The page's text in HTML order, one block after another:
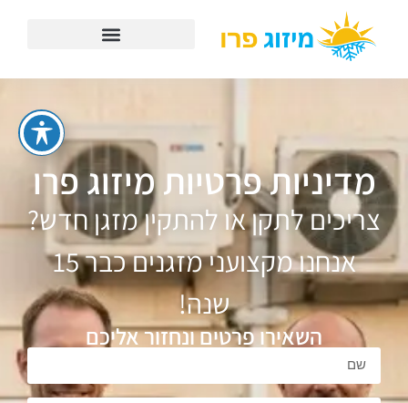
מדיניות פרטיות מיזוג פרו
צריכים לתקן או להתקין מזגן חדש?
אנחנו מקצועני מזגנים כבר 15
שנה!
השאירו פרטים ונחזור אליכם